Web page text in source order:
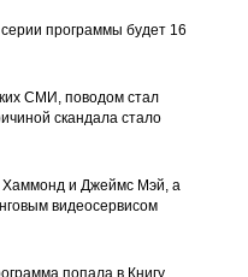
программы будет 16
СМИ, поводом стал
скандала стало
Хаммонд и Джеймс Мэй, а
видеосервисом
попала в Книгу